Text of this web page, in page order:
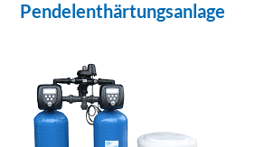
Pendelenthärtungsanlage